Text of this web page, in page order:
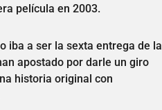
película en 2003.
iba a ser la sexta entrega de la
apostado por darle un giro
historia original con